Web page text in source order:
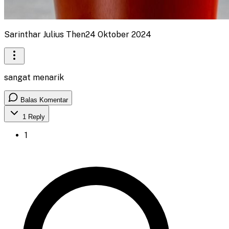
Sarinthar Julius Then24 Oktober 2024
sangat menarik
Balas Komentar
1 Reply
1